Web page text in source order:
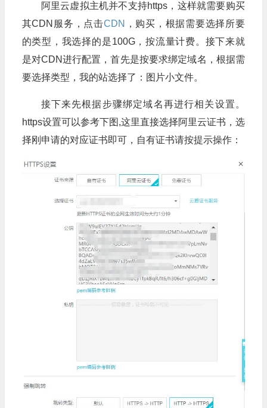
阿里云虚拟主机并不支持https，这样就需要购买
其CDN服务，点击CDN
，购买，根据需要选择所要
的类型，我选择的是100G，按流量计费。接下来就
是对CDN进行配置，首先是按要求绑定域名，根据需
要选择类型，我的站选择了：图片小文件。
接下来先根据步骤绑定域名再进行相关设置。
https设置可以参考下图,这里直接选择阿里云证书，选
择刚申请的对应证书即可，自有证书请按提示操作：